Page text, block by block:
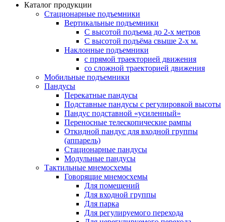
Каталог продукции
Стационарные подъемники
Вертикальные подъемники
С высотой подъема до 2-х метров
С высотой подъёма свыше 2-х м.
Наклонные подъемники
с прямой траекторией движения
со сложной траекторией движения
Мобильные подъемники
Пандусы
Перекатные пандусы
Подставные пандусы с регулировкой выcоты
Пандус подставной «усиленный»
Переносные телескопические рампы
Откидной пандус для входной группы
(аппарель)
Стационарные пандусы
Модульные пандусы
Тактильные мнемосхемы
Говорящие мнемосхемы
Для помещений
Для входной группы
Для парка
Для регулируемого перехода